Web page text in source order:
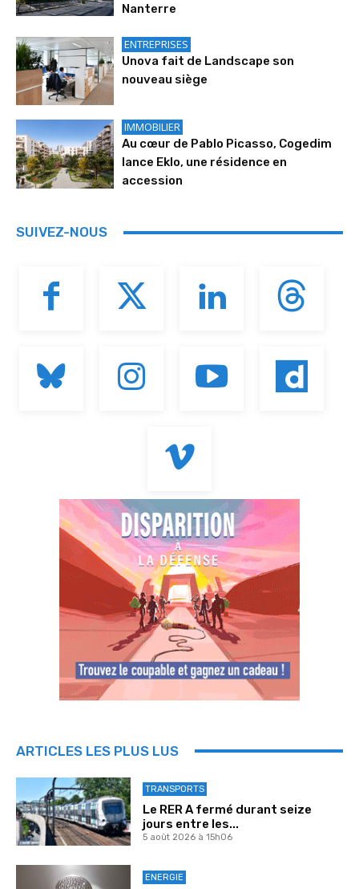
Nanterre
ENTREPRISES
Unova fait de Landscape son
nouveau siège
IMMOBILIER
Au cœur de Pablo Picasso, Cogedim
lance Eklo, une résidence en
accession
SUIVEZ-NOUS
ARTICLES LES PLUS LUS
TRANSPORTS
Le RER A fermé durant seize
jours entre les...
5 août 2026 à 15h06
ENERGIE